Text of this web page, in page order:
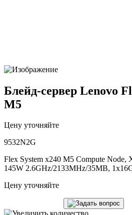
Блейд-сервер Lenovo
M5
Цену уточняйте
9532N2G
Flex System x240 M5 Compute Node,
145W 2.6GHz/2133MHz/35MB,
Цену уточняйте